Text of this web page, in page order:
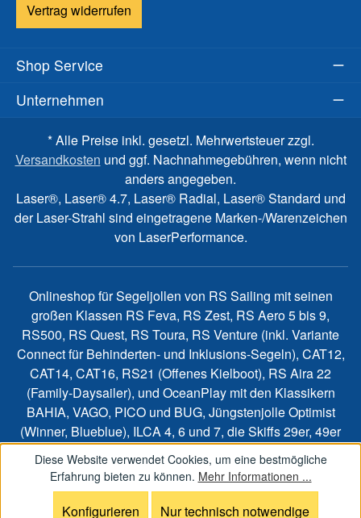
Vertrag widerrufen
Shop Service
Unternehmen
* Alle Preise inkl. gesetzl. Mehrwertsteuer zzgl.
Versandkosten und ggf. Nachnahmegebühren, wenn nicht
anders angegeben.
Laser®, Laser® 4.7, Laser® Radial, Laser® Standard und
der Laser-Strahl sind eingetragene Marken-/Warenzeichen
von LaserPerformance.
Onlineshop für Segeljollen von RS Sailing mit seinen
großen Klassen RS Feva, RS Zest, RS Aero 5 bis 9,
RS500, RS Quest, RS Toura, RS Venture (inkl. Variante
Connect für Behinderten- und Inklusions-Segeln), CAT12,
CAT14, CAT16, RS21 (Offenes Kielboot), RS Aira 22
(Family-Daysailer), und OceanPlay mit den Klassikern
BAHIA, VAGO, PICO und BUG, Jüngstenjolle Optimist
(Winner, Blueblue), ILCA 4, 6 und 7, die Skiffs 29er, 49er
und 49erFX, die Foiling Segeljollen SWITCH One Design,
WASZP, FOILSZ, BirdyFish, die VSR Coach-Motorboote
sowie Bootszubehör und Ersatzteile.
Diese Website verwendet Cookies, um eine bestmögliche
Erfahrung bieten zu können. Mehr Informationen ...
Nur technisch notwendige
Konfigurieren